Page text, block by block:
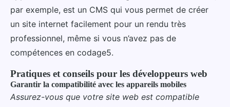
par exemple, est un CMS qui vous permet de créer
un site internet facilement pour un rendu très
professionnel, même si vous n’avez pas de
compétences en codage5.
Pratiques et conseils pour les développeurs web
Garantir la compatibilité avec les appareils mobiles
Assurez-vous que votre site web est compatible